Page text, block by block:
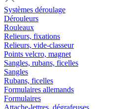
Systèmes déroulage
Dérouleurs
Rouleaux
Relieurs, fixations
Relieurs, vide-classeur
Points velcro, magnet
Sangles, rubans, ficelles
Sangles
Rubans, ficelles
Formulaires allemands
Formulaires
Attache-lettres, dégrafeuses